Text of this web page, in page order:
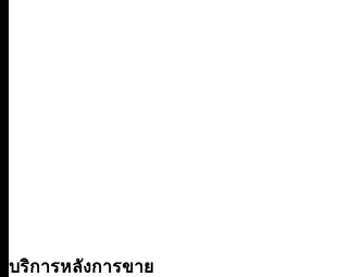
บริการหลังการขาย